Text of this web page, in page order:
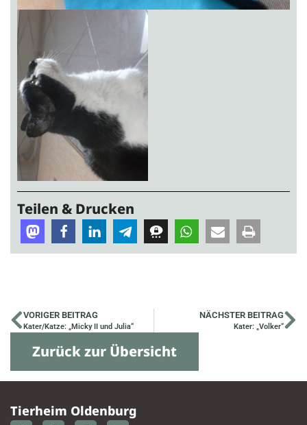
Teilen & Drucken
VORIGER BEITRAG
Kater/Katze: „Micky II und Julia“
NÄCHSTER BEITRAG
Kater: „Volker“
Zurück zur Übersicht
Tierheim Oldenburg